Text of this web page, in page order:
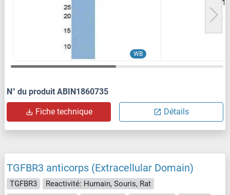
WB
N° du produit ABIN1860735
Fiche technique Détails
TGFBR3 anticorps (Extracellular Domain)
TGFBR3
Reactivité: Humain, Souris, Rat